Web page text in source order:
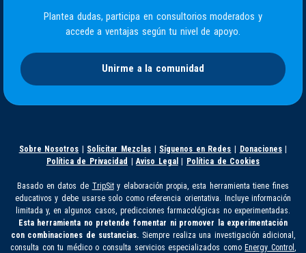
Plantea dudas, participa en consultorios moderados y
accede a ventajas según tu nivel de apoyo.
Unirme a la comunidad
Sobre Nosotros Solicitar Mezclas Síguenos en Redes Donaciones|
Política de Privacidad
|Aviso Legal Política de Cookies
Basado en datos de TripSity elaboración propia, esta herramienta tiene fines
educativos y debe usarse solo como referencia orientativa. Incluye información
limitada y, en algunos casos, predicciones farmacológicas no experimentadas.
Esta herramienta no pretende fomentar ni promover la experimentación
con combinaciones de sustancias. Siempre realiza una investigación adicional,
consulta con tu médico o consulta servicios especializados como Energy Control,